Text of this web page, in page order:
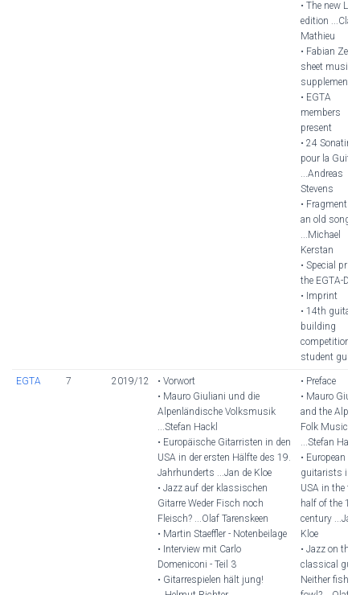
• The new
edition ...Cla
Mathieu
• Fabian
sheet music
supplement
• EGTA
members
present
• 24
pour la
...Andreas
Stevens
• Fragments
an old song
...Michael
Kerstan
• Special
the EGTA-D
• Imprint
• 14th guitar
building
competition
student
EGTA 7 2019/12
• Vorwort
• Mauro Giuliani und die
Alpenländische Volksmusik
...Stefan Hackl
• Europäische Gitarristen in den
USA in der ersten Hälfte des 19.
Jahrhunderts ...Jan de Kloe
• Jazz auf der klassischen
Gitarre Weder Fisch noch
Fleisch? ...Olaf Tarenskeen
• Martin Staeffler - Notenbeilage
• Interview mit Carlo
Domeniconi - Teil 3
• Gitarrespielen hält jung!
• Preface
• Mauro
and the Alpine
Folk Music
...Stefan Hackl
• European
guitarists in
USA in the
half of the
century ...Jan
Kloe
• Jazz on the
classical
Neither fish